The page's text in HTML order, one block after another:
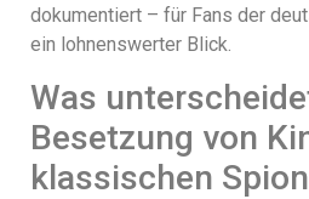
dokumentiert – für Fans der
ein lohnenswerter Blick.
Was
Besetzung von
klassischen